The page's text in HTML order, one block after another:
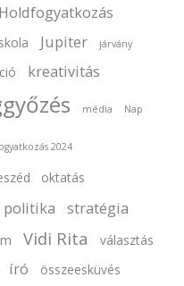
Holdfogyatkozás
Jupiter járvány
kreativitás
média Nap
2024
oktatás
politika stratégia
Vidi Rita
választás
író
összeesküvés